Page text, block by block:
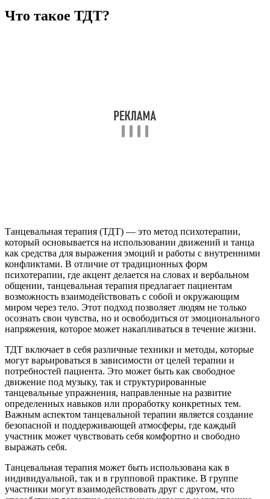
Что такое ТДТ?
Танцевальная терапия (ТДТ) — это метод психотерапии,
который основывается на использовании движений и танца
как средства для выражения эмоций и работы с внутренними
конфликтами. В отличие от традиционных форм
психотерапии, где акцент делается на словах и вербальном
общении, танцевальная терапия предлагает пациентам
возможность взаимодействовать с собой и окружающим
миром через тело. Этот подход позволяет людям не только
осознать свои чувства, но и освободиться от эмоционального
напряжения, которое может накапливаться в течение жизни.
ТДТ включает в себя различные техники и методы, которые
могут варьироваться в зависимости от целей терапии и
потребностей пациента. Это может быть как свободное
движение под музыку, так и структурированные
танцевальные упражнения, направленные на развитие
определенных навыков или проработку конкретных тем.
Важным аспектом танцевальной терапии является создание
безопасной и поддерживающей атмосферы, где каждый
участник может чувствовать себя комфортно и свободно
выражать себя.
Танцевальная терапия может быть использована как в
индивидуальной, так и в групповой практике. В группе
участники могут взаимодействовать друг с другом, что